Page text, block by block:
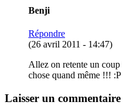
Benji
Répondre
(26 avril 2011 - 14:47)
Allez on retente un
chose quand même !!! :P
Laisser un commentaire